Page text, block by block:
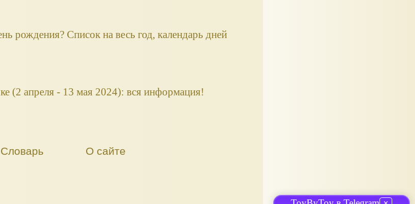
рождения? Список на весь год, календарь дней
(2 апреля - 13 мая 2024): вся информация!
Словарь О сайте